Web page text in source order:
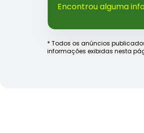
Encontrou alguma
* Todos os anúncios
informações exibidas nesta